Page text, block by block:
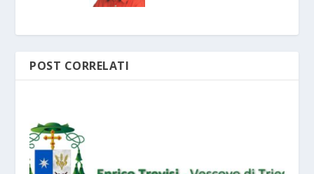
POST CORRELATI